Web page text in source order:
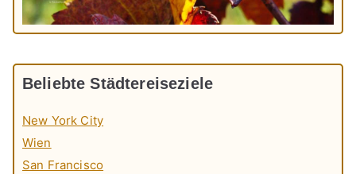
Beliebte Städtereiseziele
New York City
Wien
San Francisco